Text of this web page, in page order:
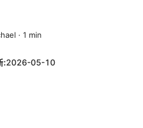
· 1 min
:2026-05-10